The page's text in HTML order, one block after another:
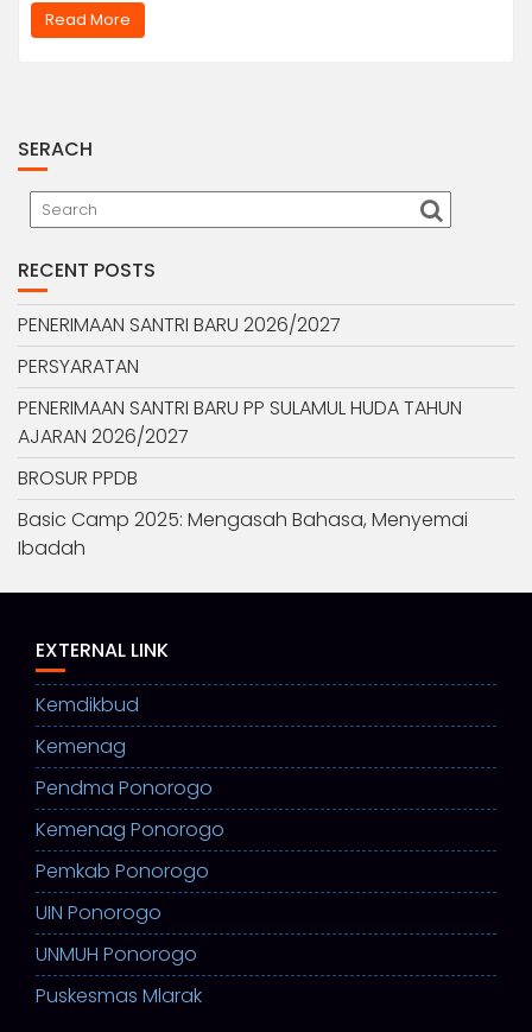
Read More
SERACH
RECENT POSTS
PENERIMAAN SANTRI BARU 2026/2027
PERSYARATAN
PENERIMAAN SANTRI BARU PP SULAMUL HUDA TAHUN
AJARAN 2026/2027
BROSUR PPDB
Basic Camp 2025: Mengasah Bahasa, Menyemai
Ibadah
EXTERNAL LINK
Kemdikbud
Kemenag
Pendma Ponorogo
Kemenag Ponorogo
Pemkab Ponorogo
UIN Ponorogo
UNMUH Ponorogo
Puskesmas Mlarak